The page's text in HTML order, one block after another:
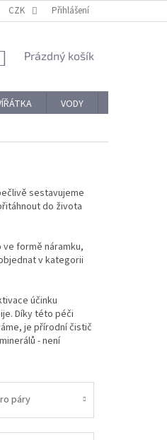
VRÁCENÍ ZBOŽÍ
CZK Přihlášení
NÁKUPNÍ
Prázdný košík
VODY
sestavujeme
do života
ve formě náramku,
v kategorii
účinku
Díky této péči
je přírodní čistič
- není
páry